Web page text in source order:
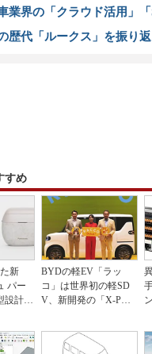
業界の「クラウド活用」
歴代「ルークス」を振り
すめ
新
パー
計と
BYDの軽EV「ラッ
コ」は世界初の軽SD
V、新開発の「X-PAC